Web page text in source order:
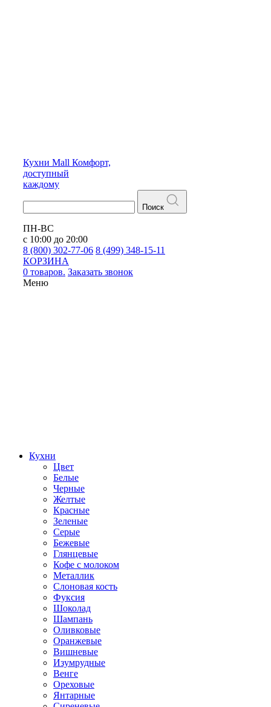
Кухни Mall Комфорт,
доступный
каждому
Поиск
ПН-ВС
с 10:00 до 20:00
8 (800) 302-77-06 8 (499) 348-15-11
КОРЗИНА
0 товаров. Заказать звонок
Меню
Кухни
Цвет
Белые
Черные
Желтые
Красные
Зеленые
Серые
Бежевые
Глянцевые
Кофе с молоком
Металлик
Слоновая кость
Фуксия
Шоколад
Шампань
Оливковые
Оранжевые
Вишневые
Изумрудные
Венге
Ореховые
Янтарные